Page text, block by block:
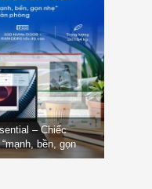
– Chiếc
bền, gọn
văn phòng